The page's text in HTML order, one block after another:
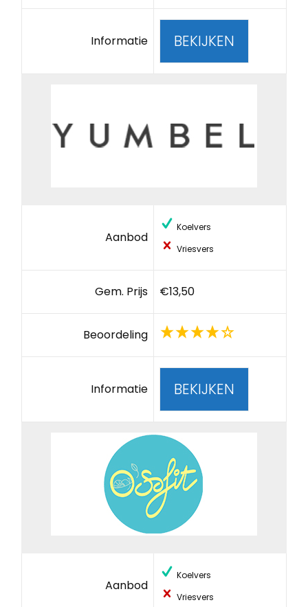
Informatie BEKIJKEN
Aanbod
Koelvers
Vriesvers
Gem. Prijs €13,50
Beoordeling
Informatie BEKIJKEN
Aanbod
Koelvers
Vriesvers